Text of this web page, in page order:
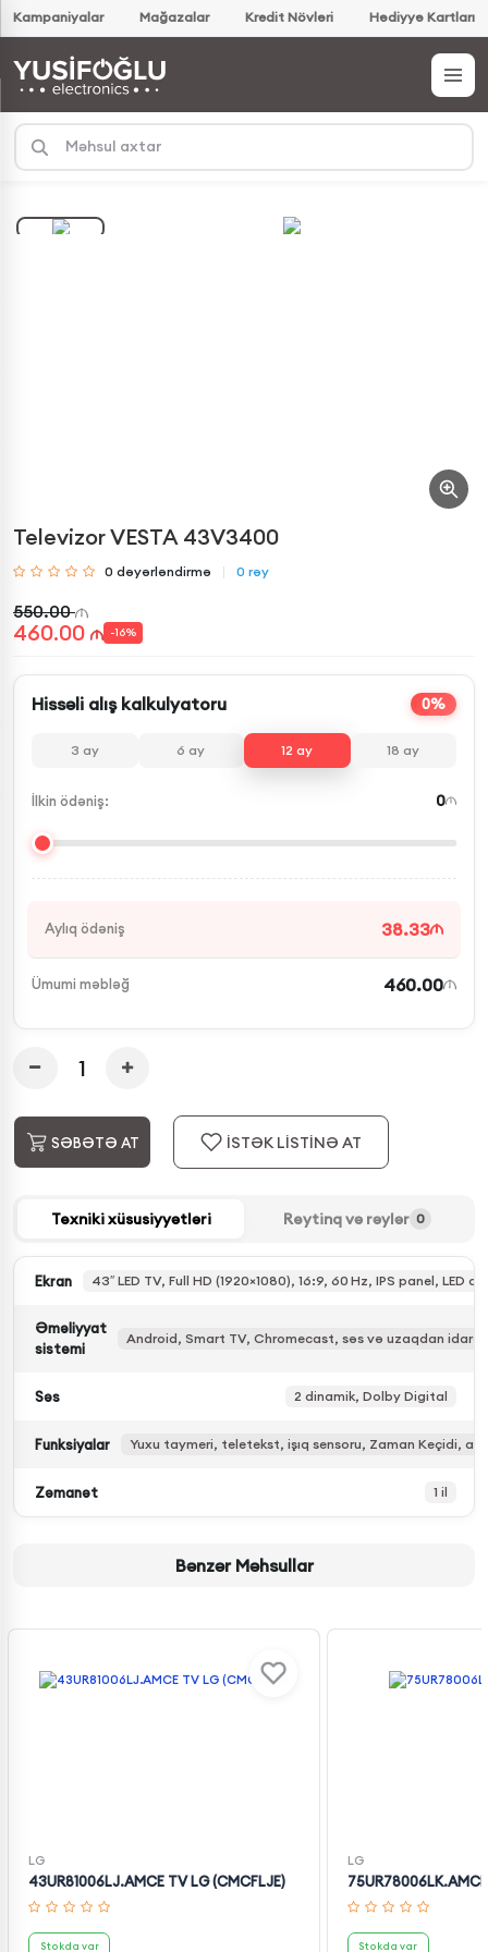
Kampaniyalar Mağazalar Kredit Növləri Hədiyyə Kartları
Televizor VESTA 43V3400
0 dəyərləndirmə 0 rəy
550.00
460.00 -16%
Hissəli alış kalkulyatoru 0%
3 ay 6 ay 12 ay 18 ay
İlkin ödəniş: 0
Aylıq ödəniş 38.33
Ümumi məbləğ 460.00
SƏBƏTƏ AT İSTƏK LİSTİNƏ AT
Texniki xüsusiyyətləri Reytinq və rəylər 0
Ekran 43″ LED TV, Full HD (1920×1080), 16:9, 60 Hz, IPS panel, LED
Əməliyyat
sistemi
Android, Smart TV, Chromecast, səs və uzaqdan
Səs 2 dinamik, Dolby Digital
Funksiyalar Yuxu taymeri, teletekst, işıq sensoru, Zaman Keçidi,
Zəmanət 1 il
Bənzər Məhsullar
LG
43UR81006LJ.AMCE TV LG (CMCFLJE)
Stokda var
LG
Stokda var